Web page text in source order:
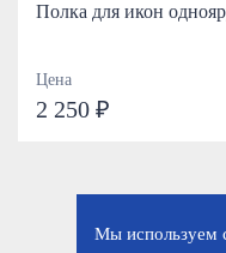
Полка для икон
Цена
2 250 ₽
Мы используем